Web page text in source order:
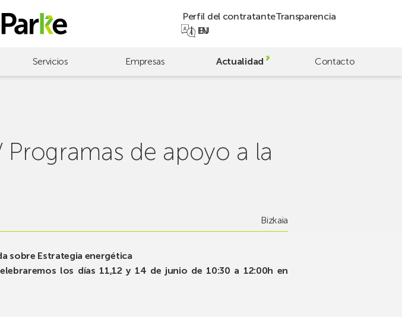
Perfil del contratanteTransparencia
EU
EN
Servicios Empresas Actualidad Contacto
Programas de apoyo a la
Bizkaia
sobre Estrategia energética
los días 11,12 y 14 de junio de 10:30 a 12:00h en